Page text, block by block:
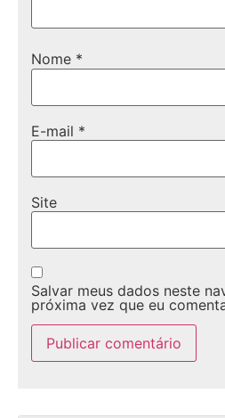
Nome *
E-mail *
Site
Salvar meus dados neste
próxima vez que eu